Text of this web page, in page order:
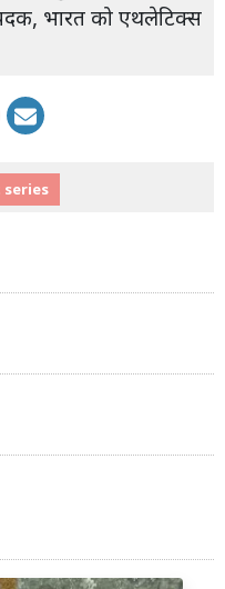
भारत को एथलेटिक्स